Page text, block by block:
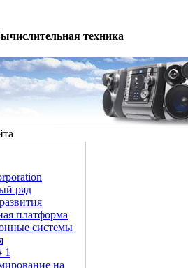
техника
ряд
платформа
системы
1
на